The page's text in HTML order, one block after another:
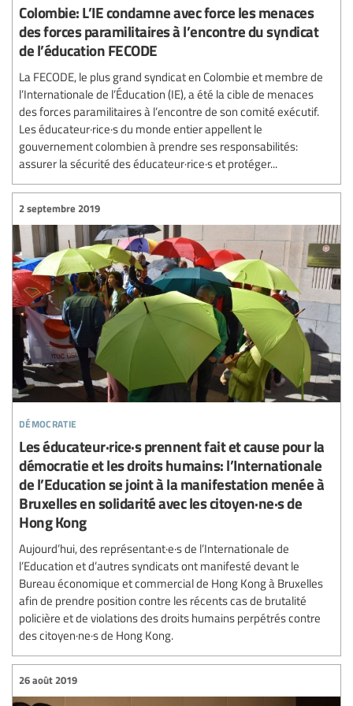
Colombie: L’IE condamne avec force les menaces
des forces paramilitaires à l’encontre du syndicat
de l’éducation FECODE
La FECODE, le plus grand syndicat en Colombie et membre de
l’Internationale de l’Éducation (IE), a été la cible de menaces
des forces paramilitaires à l’encontre de son comité exécutif.
Les éducateur·rice·s du monde entier appellent le
gouvernement colombien à prendre ses responsabilités:
assurer la sécurité des éducateur·rice·s et protéger...
démocratie
2 septembre 2019
Les éducateur·rice·s prennent fait et cause pour la
démocratie et les droits humains: l’Internationale
de l’Education se joint à la manifestation menée à
Bruxelles en solidarité avec les citoyen·ne·s de
Hong Kong
Aujourd’hui, des représentant·e·s de l’Internationale de
l’Education et d’autres syndicats ont manifesté devant le
Bureau économique et commercial de Hong Kong à Bruxelles
afin de prendre position contre les récents cas de brutalité
policière et de violations des droits humains perpétrés contre
des citoyen·ne·s de Hong Kong.
26 août 2019